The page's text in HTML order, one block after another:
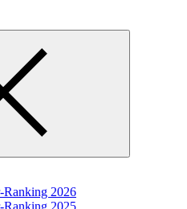
Ranking 2026
Ranking 2025